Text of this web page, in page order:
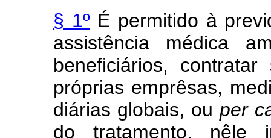
§ 1ºÉ permitido à
assistência médica
beneficiários,
próprias emprêsas,
diárias globais, ouper
do tratamento, nêle